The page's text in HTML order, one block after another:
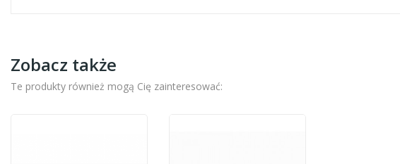
Zobacz także
Te produkty również mogą Cię zainteresować: